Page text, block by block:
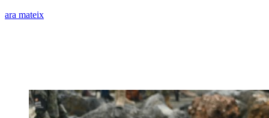
ara mateix